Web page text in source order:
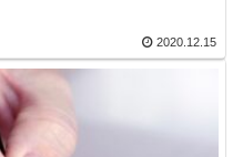
2020.12.15